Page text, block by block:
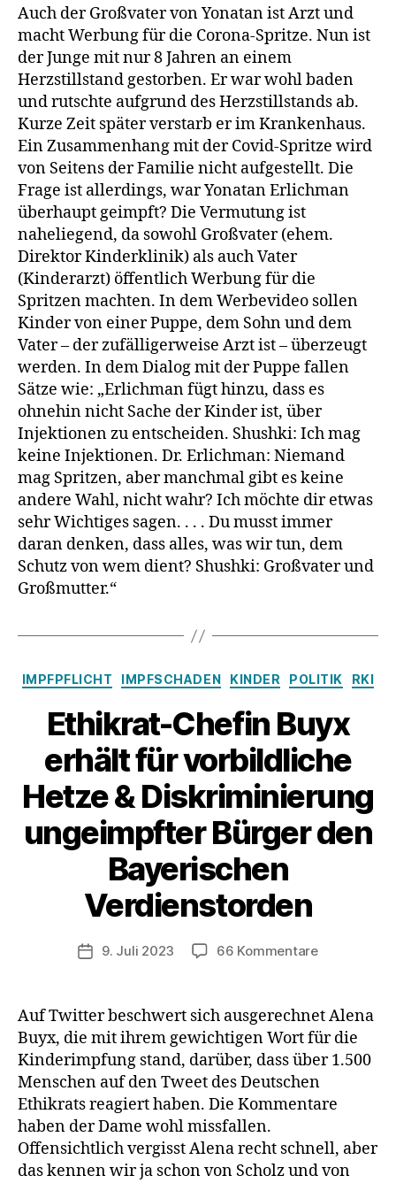
Vater
ist
drehte
mit
ihm
Covid-
Auch der Großvater von Yonatan ist Arzt und
macht Werbung für die Corona-Spritze. Nun ist
der Junge mit nur 8 Jahren an einem
Herzstillstand gestorben. Er war wohl baden
und rutschte aufgrund des Herzstillstands ab.
Kurze Zeit später verstarb er im Krankenhaus.
Ein Zusammenhang mit der Covid-Spritze wird
von Seitens der Familie nicht aufgestellt. Die
Frage ist allerdings, war Yonatan Erlichman
überhaupt geimpft? Die Vermutung ist
naheliegend, da sowohl Großvater (ehem.
Direktor Kinderklinik) als auch Vater
(Kinderarzt) öffentlich Werbung für die
Spritzen machten. In dem Werbevideo sollen
Kinder von einer Puppe, dem Sohn und dem
Vater – der zufälligerweise Arzt ist – überzeugt
werden. In dem Dialog mit der Puppe fallen
Sätze wie: „Erlichman fügt hinzu, dass es
ohnehin nicht Sache der Kinder ist, über
Injektionen zu entscheiden. Shushki: Ich mag
keine Injektionen. Dr. Erlichman: Niemand
mag Spritzen, aber manchmal gibt es keine
andere Wahl, nicht wahr? Ich möchte dir etwas
sehr Wichtiges sagen. . . . Du musst immer
daran denken, dass alles, was wir tun, dem
Schutz von wem dient? Shushki: Großvater und
Großmutter.“
Kategorien
IMPFPFLICHT IMPFSCHADEN KINDER POLITIK RKI
Ethikrat-Chefin Buyx
erhält für vorbildliche
Hetze & Diskriminierung
ungeimpfter Bürger den
Bayerischen
Verdienstorden
Veröffentlichungsdatum
9. Juli 2023 66 Kommentarezu
Buyx
erhält
für
vorbildliche
Hetze
&
ungeimpfter
Bürger
Auf Twitter beschwert sich ausgerechnet Alena
Buyx, die mit ihrem gewichtigen Wort für die
Kinderimpfung stand, darüber, dass über 1.500
Menschen auf den Tweet des Deutschen
Ethikrats reagiert haben. Die Kommentare
haben der Dame wohl missfallen.
Offensichtlich vergisst Alena recht schnell, aber
das kennen wir ja schon von Scholz und von